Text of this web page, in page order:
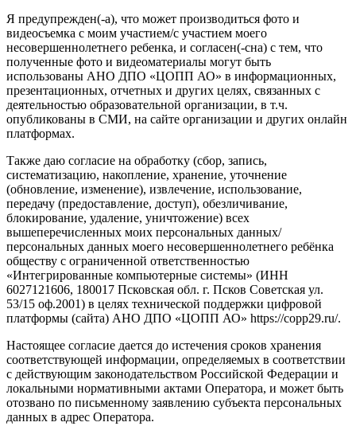
Я предупрежден(-а), что может производиться фото и
видеосъемка с моим участием/с участием моего
несовершеннолетнего ребенка, и согласен(-сна) с тем, что
полученные фото и видеоматериалы могут быть
использованы АНО ДПО «ЦОПП АО» в информационных,
презентационных, отчетных и других целях, связанных с
деятельностью образовательной организации, в т.ч.
опубликованы в СМИ, на сайте организации и других онлайн
платформах.
Также даю согласие на обработку (сбор, запись,
систематизацию, накопление, хранение, уточнение
(обновление, изменение), извлечение, использование,
передачу (предоставление, доступ), обезличивание,
блокирование, удаление, уничтожение) всех
вышеперечисленных моих персональных данных/
персональных данных моего несовершеннолетнего ребёнка
обществу с ограниченной ответственностью
«Интегрированные компьютерные системы» (ИНН
6027121606, 180017 Псковская обл. г. Псков Советская ул.
53/15 оф.2001) в целях технической поддержки цифровой
платформы (сайта) АНО ДПО «ЦОПП АО» https://copp29.ru/.
Настоящее согласие дается до истечения сроков хранения
соответствующей информации, определяемых в соответствии
с действующим законодательством Российской Федерации и
локальными нормативными актами Оператора, и может быть
отозвано по письменному заявлению субъекта персональных
данных в адрес Оператора.